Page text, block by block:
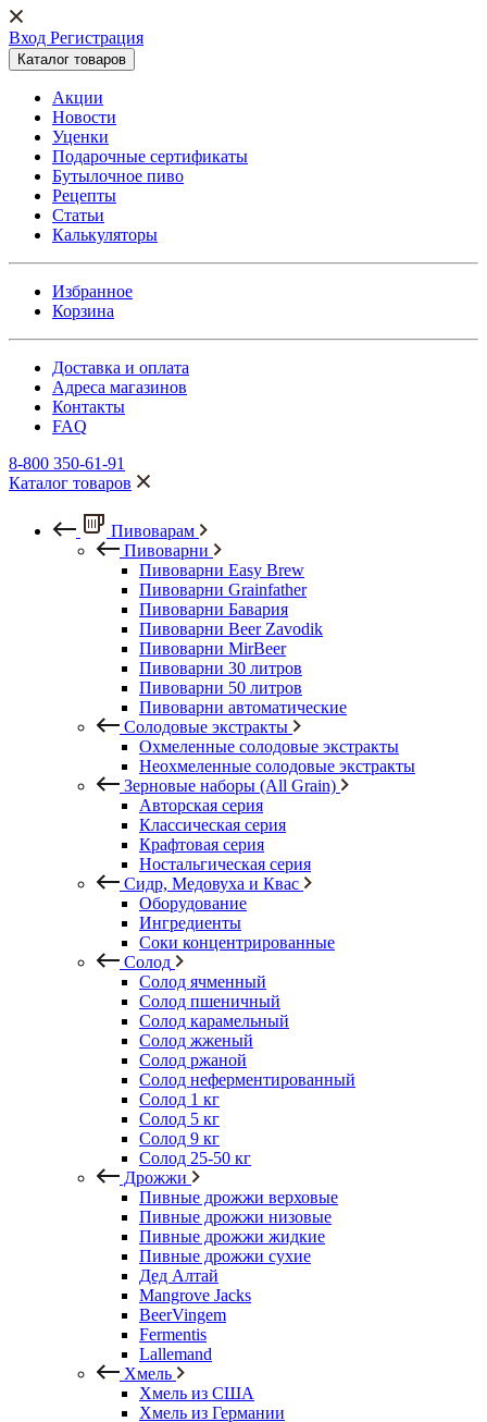
Вход Регистрация
Каталог товаров
Акции
Новости
Уценки
Подарочные сертификаты
Бутылочное пиво
Рецепты
Статьи
Калькуляторы
Избранное
Корзина
Доставка и оплата
Адреса магазинов
Контакты
FAQ
8-800 350-61-91
Каталог товаров
Пивоварам
Пивоварни
Пивоварни Easy Brew
Пивоварни Grainfather
Пивоварни Бавария
Пивоварни Beer Zavodik
Пивоварни MirBeer
Пивоварни 30 литров
Пивоварни 50 литров
Пивоварни автоматические
Солодовые экстракты
Охмеленные солодовые экстракты
Неохмеленные солодовые экстракты
Зерновые наборы (All Grain)
Авторская серия
Классическая серия
Крафтовая серия
Ностальгическая серия
Сидр, Медовуха и Квас
Оборудование
Ингредиенты
Соки концентрированные
Солод
Солод ячменный
Солод пшеничный
Солод карамельный
Солод жженый
Солод ржаной
Солод неферментированный
Солод 1 кг
Солод 5 кг
Солод 9 кг
Солод 25-50 кг
Дрожжи
Пивные дрожжи верховые
Пивные дрожжи низовые
Пивные дрожжи жидкие
Пивные дрожжи сухие
Дед Алтай
Mangrove Jacks
BeerVingem
Fermentis
Lallemand
Хмель
Хмель из США
Хмель из Германии